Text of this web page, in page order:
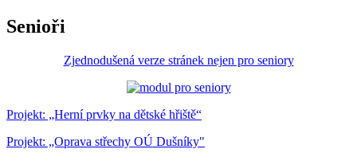
Senioři
Zjednodušená verze stránek nejen pro seniory
Projekt: „Herní prvky na dětské hřiště“
Projekt: „Oprava střechy OÚ Dušníky"